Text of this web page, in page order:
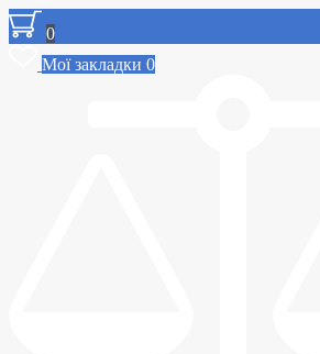
0
Мої закладки 0